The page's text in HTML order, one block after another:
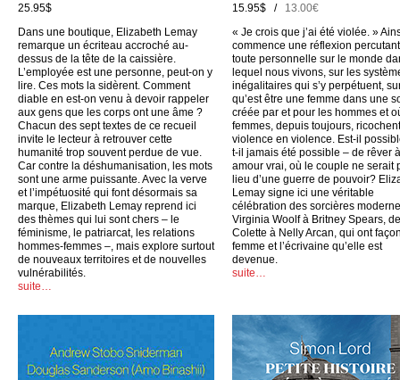
25.95$
Dans une boutique, Elizabeth Lemay
remarque un écriteau accroché au-
dessus de la tête de la caissière.
L’employée est une personne, peut-on y
lire. Ces mots la sidèrent. Comment
diable en est-on venu à devoir rappeler
aux gens que les corps ont une âme ?
Chacun des sept textes de ce recueil
invite le lecteur à retrouver cette
humanité trop souvent perdue de vue.
Car contre la déshumanisation, les mots
sont une arme puissante. Avec la verve
et l’impétuosité qui font désormais sa
marque, Elizabeth Lemay reprend ici
des thèmes qui lui sont chers – le
féminisme, le patriarcat, les relations
hommes-femmes –, mais explore surtout
de nouveaux territoires et de nouvelles
vulnérabilités.
suite…
15.95$ /13.00€
« Je crois que j’ai été violée. »
commence une réflexion
toute personnelle sur le monde
lequel nous vivons, sur les
inégalitaires qui s’y perpétuent,
qu’est être une femme dans une
créée par et pour les hommes et
femmes, depuis toujours,
violence en violence. Est-il
t-il jamais été possible – de rêver
amour vrai, où le couple ne serait
lieu d’une guerre de pouvoir?
Lemay signe ici une véritable
célébration des sorcières
Virginia Woolf à Britney Spears, de
Colette à Nelly Arcan, qui ont
femme et l’écrivaine qu’elle est
devenue.
suite…